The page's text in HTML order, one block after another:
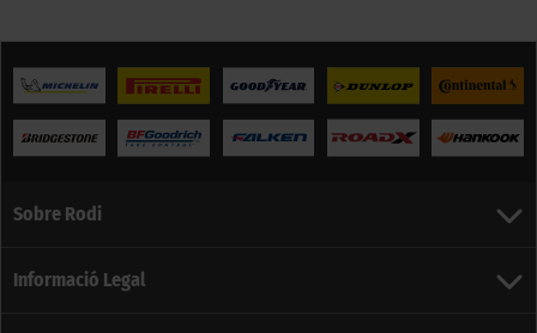
Sobre Rodi
Informació Legal